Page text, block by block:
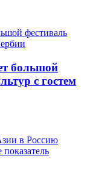
большой
с гостем